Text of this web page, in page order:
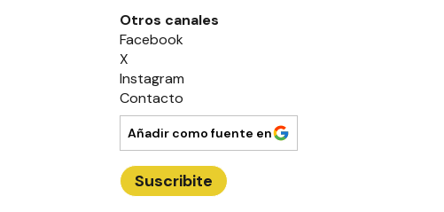
Otros canales
Facebook
X
Instagram
Contacto
Añadir como fuente en
Suscribite